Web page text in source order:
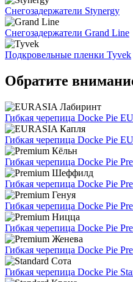
Снегозадержатели Stynergy
Снегозадержатели Grand Line
Подкровельные пленки Tyvek
Обратите
Гибкая черепица Docke Pie
Гибкая черепица Docke Pie
Гибкая черепица Docke Pie
Гибкая черепица Docke Pie
Гибкая черепица Docke Pie
Гибкая черепица Docke Pie
Гибкая черепица Docke Pie
Гибкая черепица Docke Pie